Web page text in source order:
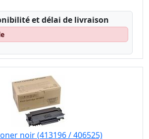
et délai de livraison
noir (413196 / 406525)